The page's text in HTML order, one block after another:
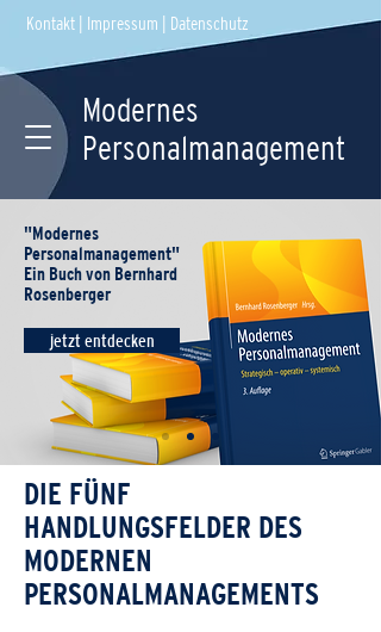
Kontakt Impressum Datenschutz
Modernes
Personalmanagement
"Modernes
Personalmanagement"
Ein Buch von Bernhard
Rosenberger
jetzt entdecken
DIE FÜNF
HANDLUNGSFELDER DES
MODERNEN
PERSONALMANAGEMENTS